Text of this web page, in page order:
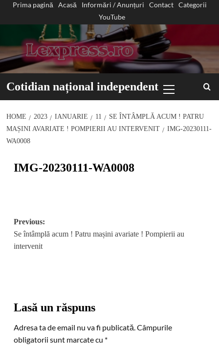
Prima pagină Acasă Informări / Anunțuri Contact
Categorii
YouTube
Cotidian național independent
Menu
HOME 2023 IANUARIE 11
SE ÎNTÂMPLĂ ACUM ! PATRU
MAȘINI AVARIATE ! POMPIERII AU INTERVENIT
IMG-20230111-
WA0008
IMG-20230111-WA0008
Post
navigation
Previous:
Se întâmplă acum ! Patru mașini avariate ! Pompierii au
intervenit
Lasă un răspuns
Adresa ta de email nu va fi publicată.Câmpurile
obligatorii sunt marcate cu *